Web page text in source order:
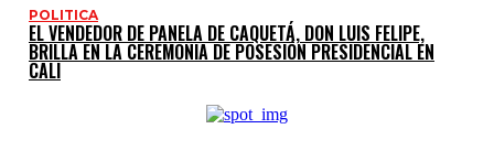
POLITICA
EL VENDEDOR DE PANELA DE CAQUETÁ, DON LUIS FELIPE,
BRILLA EN LA CEREMONIA DE POSESIÓN PRESIDENCIAL EN
CALI